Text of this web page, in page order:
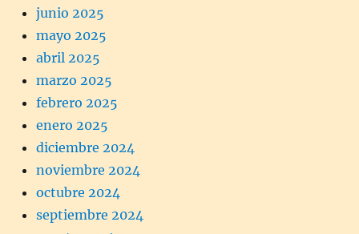
junio 2025
mayo 2025
abril 2025
marzo 2025
febrero 2025
enero 2025
diciembre 2024
noviembre 2024
octubre 2024
septiembre 2024